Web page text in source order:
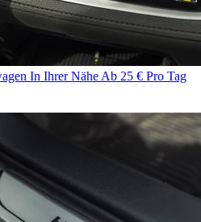
In Ihrer Nähe Ab 25 € Pro Tag